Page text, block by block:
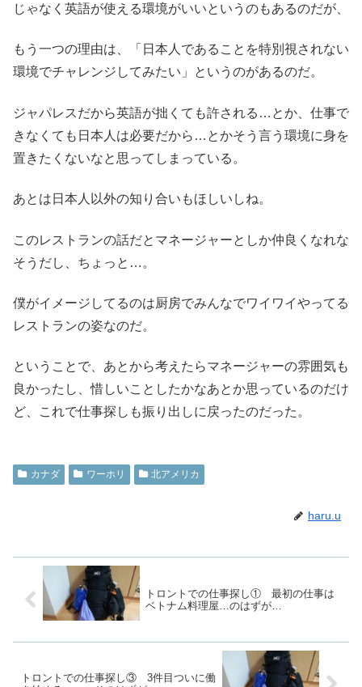
じゃなく英語が使える環境がいいというのもあるのだが、
もう一つの理由は、「日本人であることを特別視されない
環境でチャレンジしてみたい」というのがあるのだ。
ジャパレスだから英語が拙くても許される…とか、仕事で
きなくても日本人は必要だから…とかそう言う環境に身を
置きたくないなと思ってしまっている。
あとは日本人以外の知り合いもほしいしね。
このレストランの話だとマネージャーとしか仲良くなれな
そうだし、ちょっと…。
僕がイメージしてるのは厨房でみんなでワイワイやってる
レストランの姿なのだ。
ということで、あとから考えたらマネージャーの雰囲気も
良かったし、惜しいことしたかなあとか思っているのだけ
ど、これで仕事探しも振り出しに戻ったのだった。
カナダ ワーホリ 北アメリカ
haru.u
トロントでの仕事探し① 最初の仕事は
ベトナム料理屋…のはずが…
トロントでの仕事探し③ 3件目ついに働